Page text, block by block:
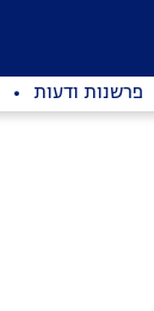
פרשנות ודעות